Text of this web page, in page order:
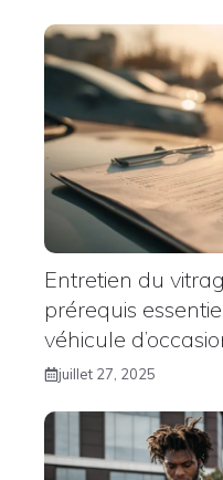
Entretien du
prérequis
véhicule
juillet 27, 2025